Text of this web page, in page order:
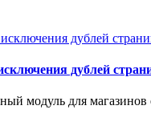
дублей
модуль для